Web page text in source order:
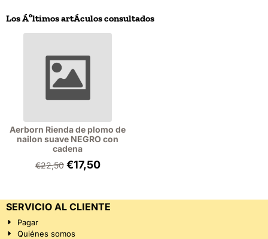
Los Áºltimos artÁ­culos consultados
Aerborn Rienda de plomo de
nailon suave NEGRO con
cadena
€22,50 €17,50
SERVICIO AL CLIENTE
Pagar
Quiénes somos